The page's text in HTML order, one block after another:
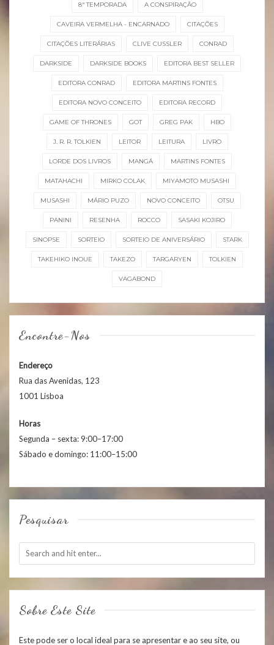
8ª TEMPORADA A CONSPIRAÇÃO
CAVEIRA VERMELHA - ENCARNADO CITAÇÕES
CITAÇÕES LITERÁRIAS CLIVE CUSSLER CONRAD
DARKSIDE DARKSIDE BOOKS EDITORA BEST SELLER
EDITORA CONRAD EDITORA MARTINS FONTES
EDITORA NOVO CONCEITO EDITORA RECORD
GAME OF THRONES GOT GREG PAK HBO
J. R. R. TOLKIEN LEITOR LEITURA LIVRO
LORDE DOS LIVROS MANGÁ MARTINS FONTES
MATAHACHI MIRKO COLAK MIYAMOTO MUSASHI
MUSASHI MÁRIO PUZO NOVO CONCEITO OTSU
PANINI RESENHA ROCCO SASAKI KOJIRO
SINOPSE SORTEIO SORTEIO DE ANIVERSÁRIO STARK
TAKEHIKO INOUE TAKEZO TARGARYEN TOLKIEN
VAGABOND
Encontre-Nos
Endereço
Rua das Avenidas, 123
1001 Lisboa
Horas
Segunda – sexta: 9:00–17:00
Sábado e domingo: 11:00–15:00
Pesquisar
Sobre Este Site
Este pode ser o local ideal para se apresentar e ao seu site, ou